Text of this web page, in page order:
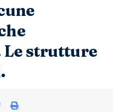
Le strutture